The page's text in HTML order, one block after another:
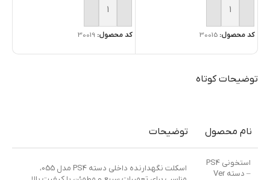
خرید
کد محصول: 30015
خرید
کد محصول: 30019
توضیحات کوتاه
نام محصول توضیحات
استخونی PS4
– دسته Ver
اسکلت نگهدارنده داخلی دسته PS4 مدل 055،